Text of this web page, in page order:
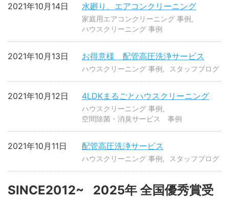
水廻り、エアコンクリーニング
2021年10月14日
家庭用エアコンクリーニング 事例
ハウスクリーニング 事例
お得意様 配管高圧洗浄サービス
2021年10月13日
ハウスクリーニング 事例 スタッフブログ
4LDKまるごとハウスクリーニング
2021年10月12日
ハウスクリーニング 事例
空間除菌・消臭サービス 事例
配管高圧洗浄サービス
2021年10月11日
ハウスクリーニング 事例 スタッフブログ
SINCE2012~ 2025年 全国優秀賞受